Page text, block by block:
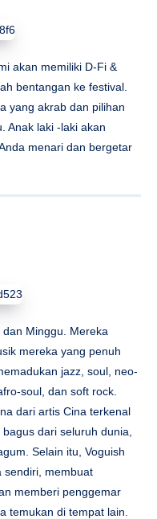
akan memiliki D-Fi &
bentangan ke festival.
yang akrab dan pilihan
Anak laki -laki akan
menari dan bergetar
Minggu. Mereka
mereka yang penuh
jazz, soul, neo-
soul, dan soft rock.
dari artis Cina terkenal
dari seluruh dunia,
Selain itu, Voguish
sendiri, membuat
memberi penggemar
temukan di tempat lain.